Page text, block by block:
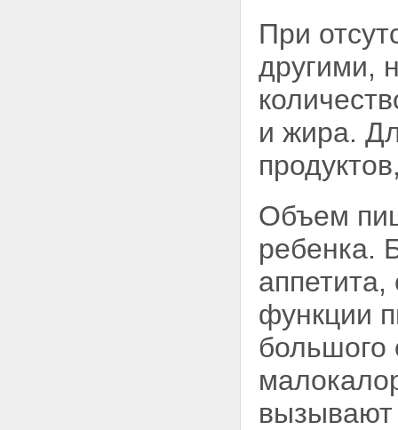
При
другими,
и жира.
Объем
ребенка.
функции
большого